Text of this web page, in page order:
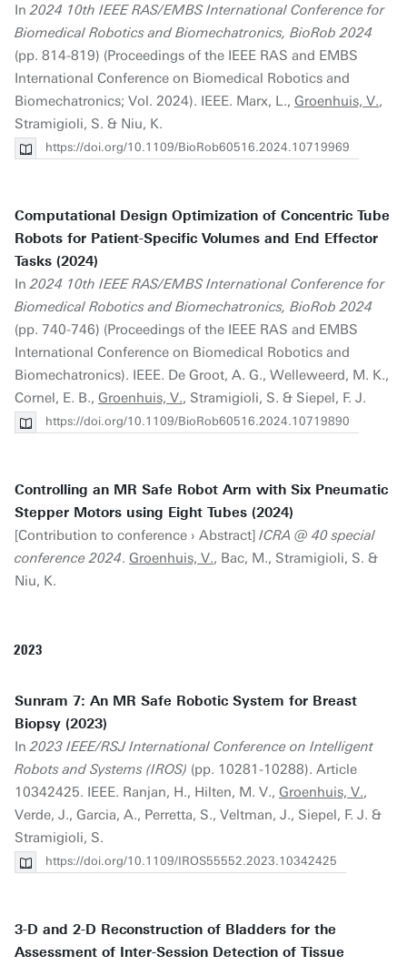
In2024 10th IEEE RAS/EMBS International Conference for
Biomedical Robotics and Biomechatronics, BioRob 2024
(pp. 814-819) (Proceedings of the IEEE RAS and EMBS
International Conference on Biomedical Robotics and
Biomechatronics; Vol. 2024). IEEE. Marx, L., Groenhuis, V.,
Stramigioli, S. & Niu, K.
https://doi.org/10.1109/BioRob60516.2024.10719969
Computational Design Optimization of Concentric Tube
Robots for Patient-Specific Volumes and End Effector
Tasks (2024)
In2024 10th IEEE RAS/EMBS International Conference for
Biomedical Robotics and Biomechatronics, BioRob 2024
(pp. 740-746) (Proceedings of the IEEE RAS and EMBS
International Conference on Biomedical Robotics and
Biomechatronics). IEEE. De Groot, A. G., Welleweerd, M. K.,
Cornel, E. B., Groenhuis, V., Stramigioli, S. & Siepel, F. J.
https://doi.org/10.1109/BioRob60516.2024.10719890
Controlling an MR Safe Robot Arm with Six Pneumatic
Stepper Motors using Eight Tubes (2024)
[Contribution to conference › Abstract] ICRA @ 40 special
conference 2024. Groenhuis, V., Bac, M., Stramigioli, S. &
Niu, K.
2023
Sunram 7: An MR Safe Robotic System for Breast
Biopsy (2023)
In2023 IEEE/RSJ International Conference on Intelligent
Robots and Systems (IROS) (pp. 10281-10288). Article
10342425. IEEE. Ranjan, H., Hilten, M. V., Groenhuis, V.,
Verde, J., Garcia, A., Perretta, S., Veltman, J., Siepel, F. J. &
Stramigioli, S.
https://doi.org/10.1109/IROS55552.2023.10342425
3-D and 2-D Reconstruction of Bladders for the
Assessment of Inter-Session Detection of Tissue